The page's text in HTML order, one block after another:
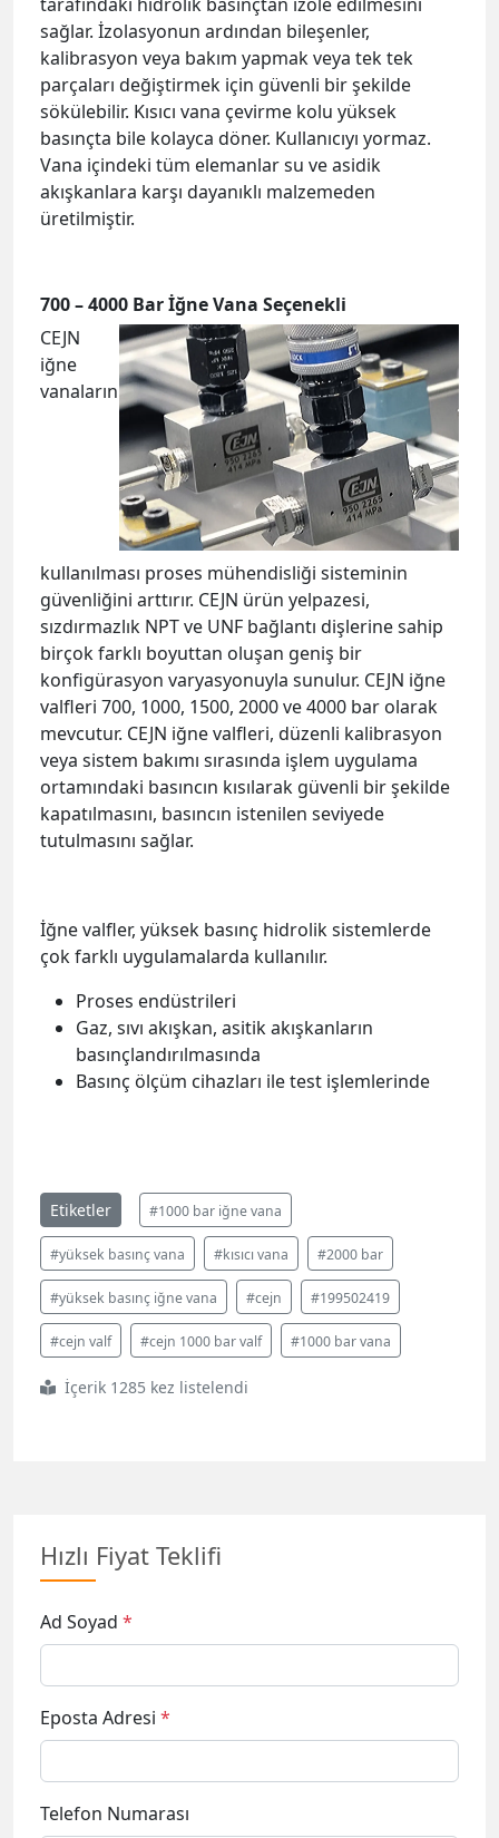
sağlar. İzolasyonun ardından bileşenler,
kalibrasyon veya bakım yapmak veya tek tek
parçaları değiştirmek için güvenli bir şekilde
sökülebilir. Kısıcı vana çevirme kolu yüksek
basınçta bile kolayca döner. Kullanıcıyı yormaz.
Vana içindeki tüm elemanlar su ve asidik
akışkanlara karşı dayanıklı malzemeden
üretilmiştir.
700 – 4000 Bar İğne Vana Seçenekli
CEJN
iğne
vanaların
kullanılması proses mühendisliği sisteminin
güvenliğini arttırır. CEJN ürün yelpazesi,
sızdırmazlık NPT ve UNF bağlantı dişlerine sahip
birçok farklı boyuttan oluşan geniş bir
konfigürasyon varyasyonuyla sunulur. CEJN iğne
valfleri 700, 1000, 1500, 2000 ve 4000 bar olarak
mevcutur. CEJN iğne valfleri, düzenli kalibrasyon
veya sistem bakımı sırasında işlem uygulama
ortamındaki basıncın kısılarak güvenli bir şekilde
kapatılmasını, basıncın istenilen seviyede
tutulmasını sağlar.
İğne valfler, yüksek basınç hidrolik sistemlerde
çok farklı uygulamalarda kullanılır.
Proses endüstrileri
Gaz, sıvı akışkan, asitik akışkanların
basınçlandırılmasında
Basınç ölçüm cihazları ile test işlemlerinde
Etiketler #1000 bar iğne vana
#yüksek basınç vana #kısıcı vana #2000 bar
#yüksek basınç iğne vana #cejn #199502419
#cejn valf #cejn 1000 bar valf #1000 bar vana
İçerik 1285 kez listelendi
Hızlı Fiyat Teklifi
Ad Soyad *
Eposta Adresi *
Telefon Numarası